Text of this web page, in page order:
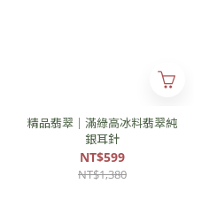
精品翡翠｜滿綠高冰料翡翠純
銀耳針
NT$599
NT$1,380